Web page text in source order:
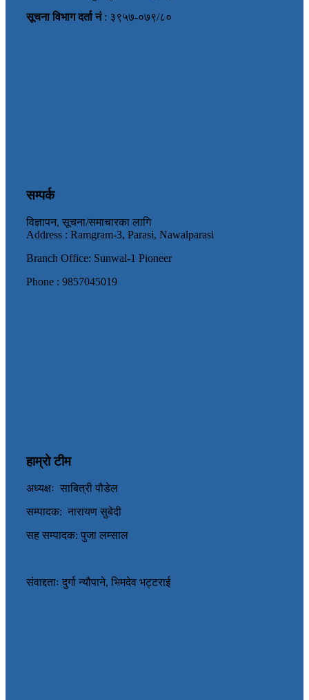
सूचना विभाग दर्ता नं: ३९५७-०७९/८०
सम्पर्क
विज्ञापन, सूचना/समाचारका लागि
Address : Ramgram-3, Parasi, Nawalparasi
Branch Office: Sunwal-1 Pioneer
Phone : 9857045019
हाम्रो टीम
अध्यक्षः साबित्री पौडेल
सम्पादक: नारायण सुबेदी
सह सम्पादक: पुजा लम्साल
संवाद्दताः दुर्गा न्यौपाने, भिमदेव भट्टराई